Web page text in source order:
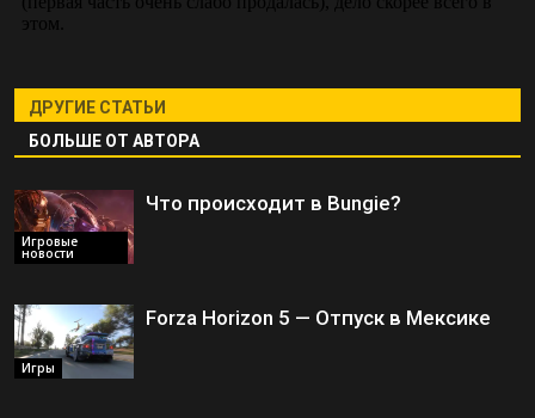
ДРУГИЕ СТАТЬИ
БОЛЬШЕ ОТ АВТОРА
Игровые
новости
Что происходит в Bungie?
Игры
Forza Horizon 5 — Отпуск в Мексике